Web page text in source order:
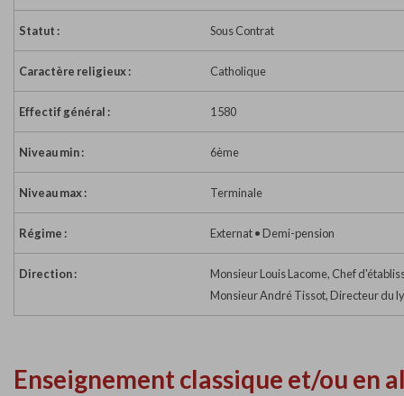
Statut : Sous Contrat
Caractère religieux : Catholique
Effectif général : 1 580
Niveau min : 6ème
Niveau max : Terminale
Régime : Externat • Demi-pension
Direction :
Monsieur Louis Lacome, Chef
Monsieur André Tissot, Directeur du
Enseignement classique et/ou en